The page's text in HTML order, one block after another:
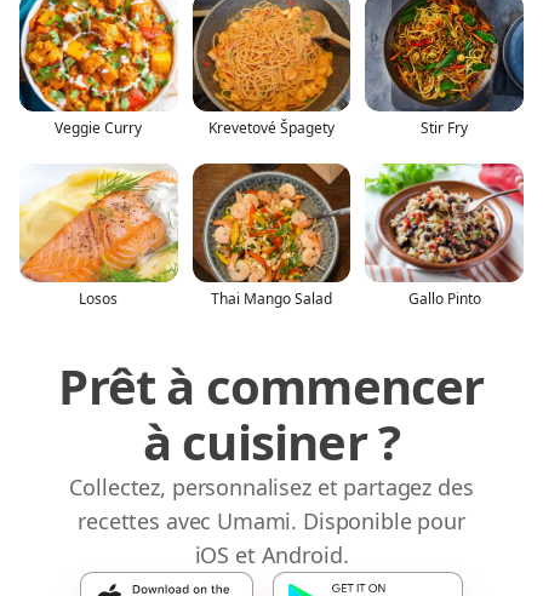
Veggie Curry Krevetové Špagety Stir Fry
Losos Thai Mango Salad Gallo Pinto
Prêt à commencer
à cuisiner ?
Collectez, personnalisez et partagez des
recettes avec Umami. Disponible pour
iOS et Android.